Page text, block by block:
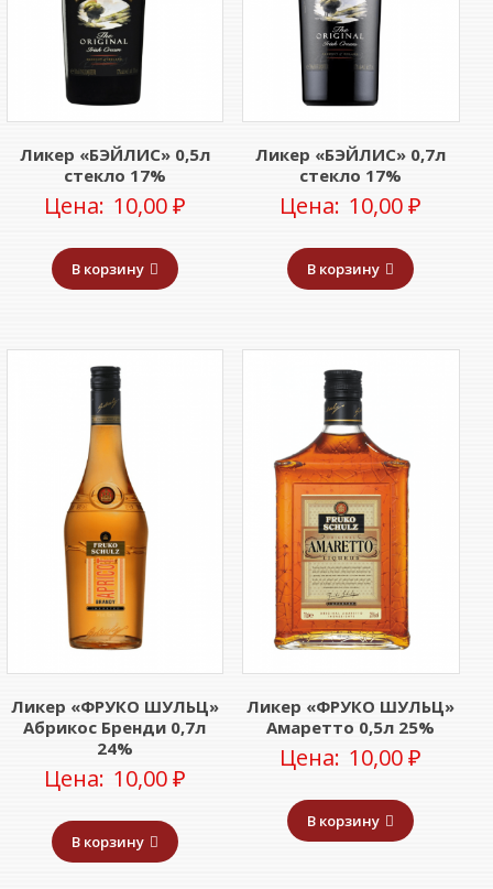
Ликер «БЭЙЛИС» 0,5л
стекло 17%
Цена: 10,00₽
В корзину
Ликер «БЭЙЛИС» 0,7л
стекло 17%
Цена: 10,00₽
В корзину
Ликер «ФРУКО ШУЛЬЦ»
Абрикос Бренди 0,7л
24%
Цена: 10,00₽
В корзину
Ликер «ФРУКО ШУЛЬЦ»
Амаретто 0,5л 25%
Цена: 10,00₽
В корзину